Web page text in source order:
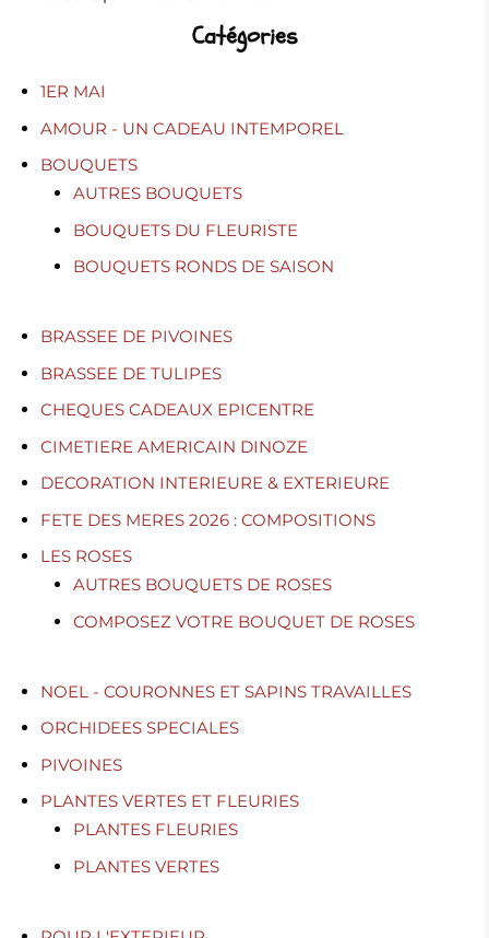
Catégories
1ER MAI
AMOUR - UN CADEAU INTEMPOREL
BOUQUETS
AUTRES BOUQUETS
BOUQUETS DU FLEURISTE
BOUQUETS RONDS DE SAISON
BRASSEE DE PIVOINES
BRASSEE DE TULIPES
CHEQUES CADEAUX EPICENTRE
CIMETIERE AMERICAIN DINOZE
DECORATION INTERIEURE & EXTERIEURE
FETE DES MERES 2026 : COMPOSITIONS
LES ROSES
AUTRES BOUQUETS DE ROSES
COMPOSEZ VOTRE BOUQUET DE ROSES
NOEL - COURONNES ET SAPINS TRAVAILLES
ORCHIDEES SPECIALES
PIVOINES
PLANTES VERTES ET FLEURIES
PLANTES FLEURIES
PLANTES VERTES